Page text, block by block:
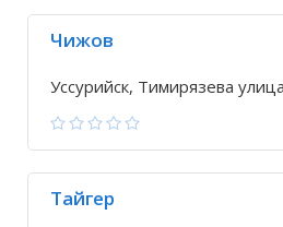
Чижов
Уссурийск, Тимирязева
Тайгер